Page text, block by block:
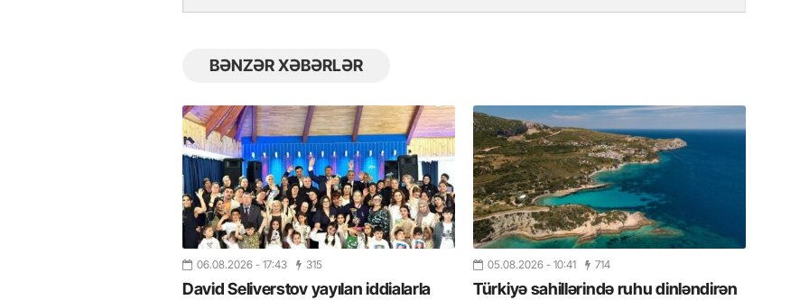
BƏNZƏR XƏBƏRLƏR
06.08.2026 - 17:43 315
David Seliverstov yayılan iddialarla
05.08.2026 - 10:41 714
Türkiyə sahillərində ruhu dinləndirən